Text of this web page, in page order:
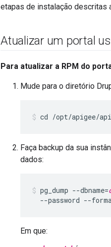
etapas de instalação descritas
Atualizar um portal
Para atualizar a RPM do
Mude para o diretório
cd /opt/apigee/
Faça backup da sua
dados:
pg_dump --dbname=
--password --
Em que: